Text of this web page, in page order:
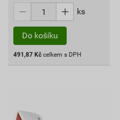
ks
Do košíku
491,87 Kč celkem s DPH